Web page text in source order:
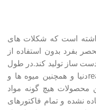
است که شکلات های
بفرد بدون استفاده از
ساز تولید کند.در طول
فرایند تولید از مرغوبترین شکلات realدنیا و همچنین میوه ها و
محصولات هیچ گونه مواد
نشده و تمام فاکتورهای